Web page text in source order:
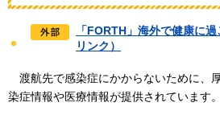
「FORTH」海外で健康に
リンク）
渡航先で感染症にかからないために、
染症情報や医療情報が提供されています。